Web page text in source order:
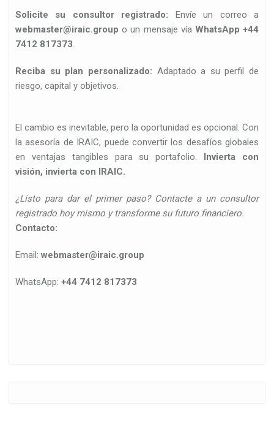
Solicite su consultor registrado: Envíe un correo a
webmaster@iraic.group o un mensaje vía WhatsApp +44
7412 817373.
Reciba su plan personalizado: Adaptado a su perfil de
riesgo, capital y objetivos.
El cambio es inevitable, pero la oportunidad es opcional. Con
la asesoría de IRAIC, puede convertir los desafíos globales
en ventajas tangibles para su portafolio. Invierta con
visión, invierta con IRAIC.
¿Listo para dar el primer paso? Contacte a un consultor
registrado hoy mismo y transforme su futuro financiero.
Contacto:
Email: webmaster@iraic.group
WhatsApp: +44 7412 817373